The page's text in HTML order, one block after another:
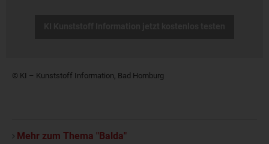
© KI – Kunststoff Information, Bad Homburg
Mehr zum Thema "Balda"